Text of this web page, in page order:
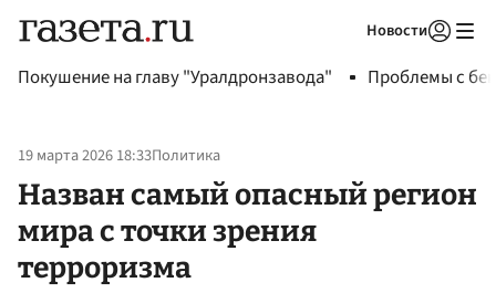
Новости
Покушение на главу "Уралдронзавода" Проблемы с
19 марта 2026 18:33Политика
Назван самый опасный регион
мира с точки зрения
терроризма